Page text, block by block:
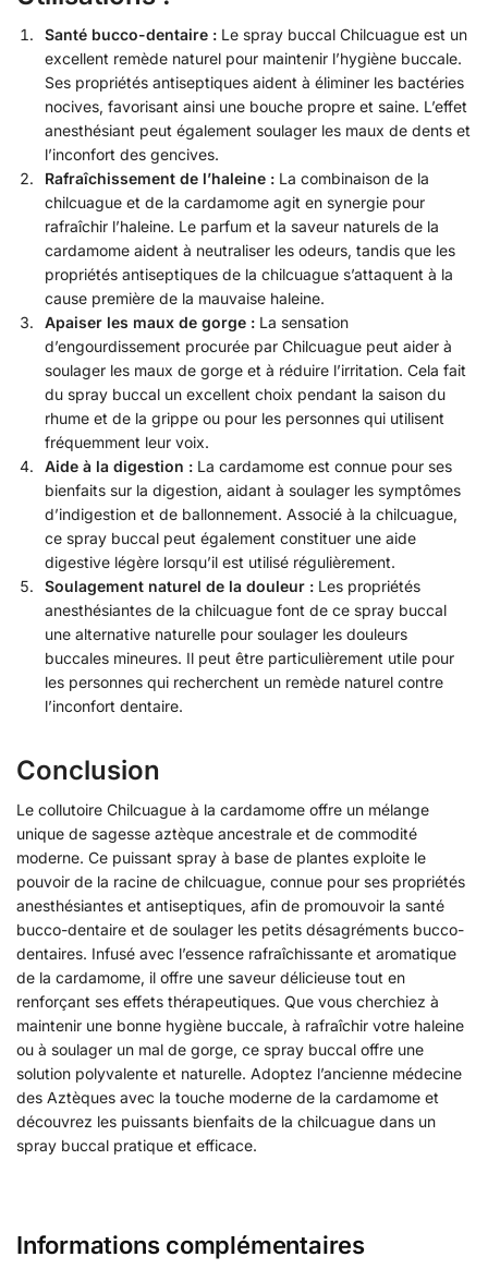
Santé bucco-dentaire : Le spray buccal Chilcuague est un
excellent remède naturel pour maintenir l’hygiène buccale.
Ses propriétés antiseptiques aident à éliminer les bactéries
nocives, favorisant ainsi une bouche propre et saine. L’effet
anesthésiant peut également soulager les maux de dents et
l’inconfort des gencives.
Rafraîchissement de l’haleine : La combinaison de la
chilcuague et de la cardamome agit en synergie pour
rafraîchir l’haleine. Le parfum et la saveur naturels de la
cardamome aident à neutraliser les odeurs, tandis que les
propriétés antiseptiques de la chilcuague s’attaquent à la
cause première de la mauvaise haleine.
Apaiser les maux de gorge : La sensation
d’engourdissement procurée par Chilcuague peut aider à
soulager les maux de gorge et à réduire l’irritation. Cela fait
du spray buccal un excellent choix pendant la saison du
rhume et de la grippe ou pour les personnes qui utilisent
fréquemment leur voix.
Aide à la digestion : La cardamome est connue pour ses
bienfaits sur la digestion, aidant à soulager les symptômes
d’indigestion et de ballonnement. Associé à la chilcuague,
ce spray buccal peut également constituer une aide
digestive légère lorsqu’il est utilisé régulièrement.
Soulagement naturel de la douleur : Les propriétés
anesthésiantes de la chilcuague font de ce spray buccal
une alternative naturelle pour soulager les douleurs
buccales mineures. Il peut être particulièrement utile pour
les personnes qui recherchent un remède naturel contre
l’inconfort dentaire.
Conclusion
Le collutoire Chilcuague à la cardamome offre un mélange
unique de sagesse aztèque ancestrale et de commodité
moderne. Ce puissant spray à base de plantes exploite le
pouvoir de la racine de chilcuague, connue pour ses propriétés
anesthésiantes et antiseptiques, afin de promouvoir la santé
bucco-dentaire et de soulager les petits désagréments bucco-
dentaires. Infusé avec l’essence rafraîchissante et aromatique
de la cardamome, il offre une saveur délicieuse tout en
renforçant ses effets thérapeutiques. Que vous cherchiez à
maintenir une bonne hygiène buccale, à rafraîchir votre haleine
ou à soulager un mal de gorge, ce spray buccal offre une
solution polyvalente et naturelle. Adoptez l’ancienne médecine
des Aztèques avec la touche moderne de la cardamome et
découvrez les puissants bienfaits de la chilcuague dans un
spray buccal pratique et efficace.
Informations complémentaires